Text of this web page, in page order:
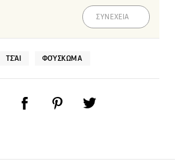
ΣΥΝΕΧΕΙΑ
ΤΣΆΙ ΦΟΎΣΚΩΜΑ